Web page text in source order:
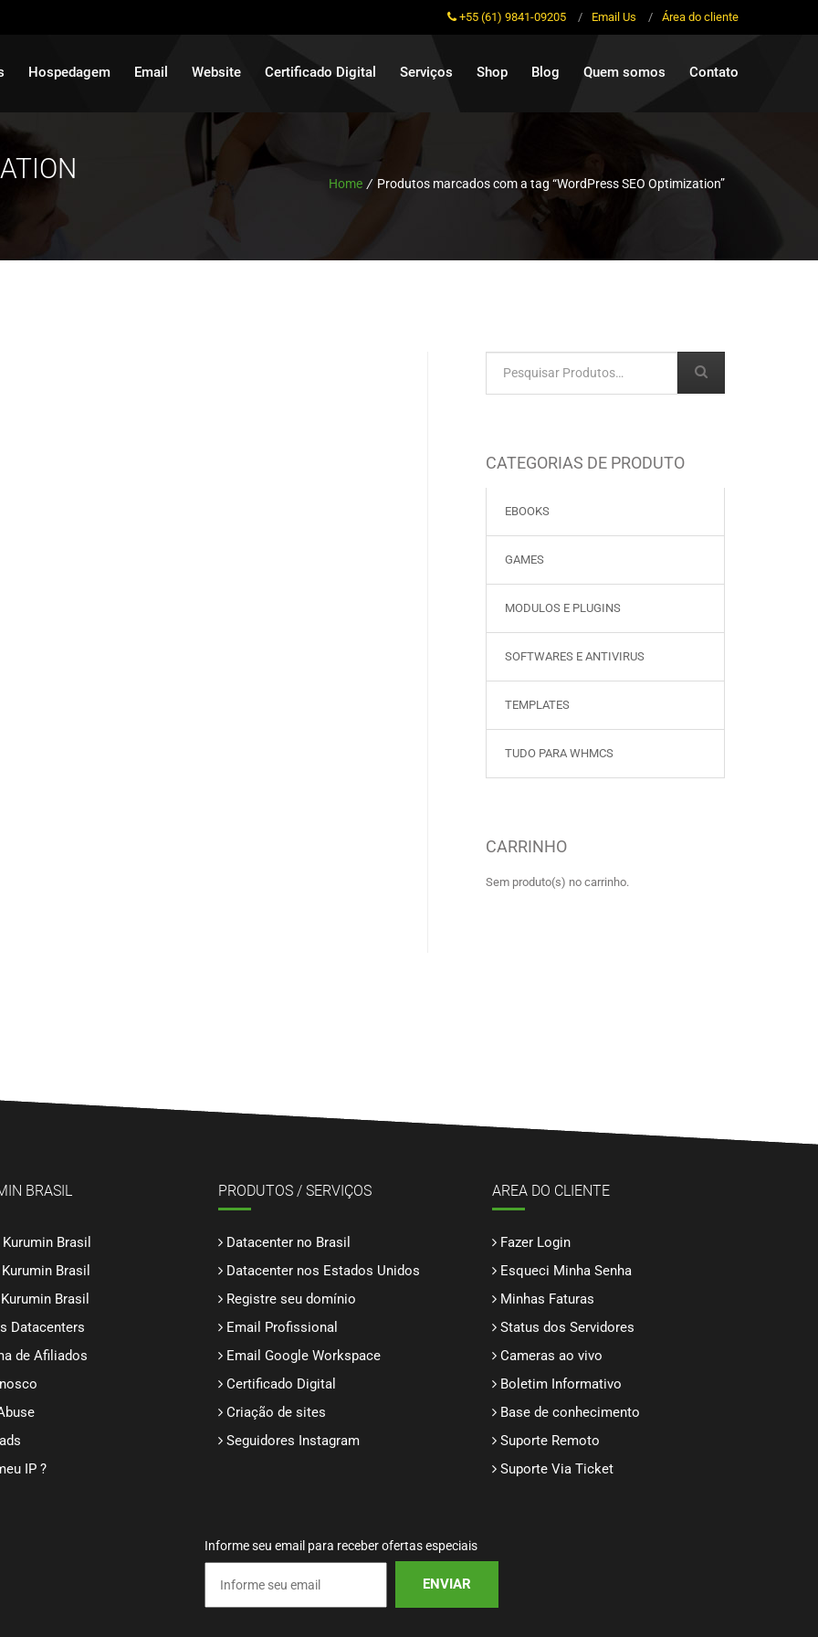
+55 (61) 9841-09205 / Email Us / Área do cliente
Hospedagem Email Website Certificado Digital Serviços Shop Blog Quem somos Contato
Home / Produtos marcados com a tag “WordPress SEO Optimization”
CATEGORIAS DE PRODUTO
EBOOKS
GAMES
MODULOS E PLUGINS
SOFTWARES E ANTIVIRUS
TEMPLATES
TUDO PARA WHMCS
CARRINHO
Sem produto(s) no carrinho.
BRASIL
Brasil
Brasil
Brasil
Datacenters
de Afiliados
IP ?
PRODUTOS / SERVIÇOS
Datacenter no Brasil
Datacenter nos Estados Unidos
Registre seu domínio
Email Profissional
Email Google Workspace
Certificado Digital
Criação de sites
Seguidores Instagram
AREA DO CLIENTE
Fazer Login
Esqueci Minha Senha
Minhas Faturas
Status dos Servidores
Cameras ao vivo
Boletim Informativo
Base de conhecimento
Suporte Remoto
Suporte Via Ticket
Informe seu email para receber ofertas especiais